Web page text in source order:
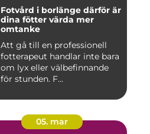
Fotvård i borlänge därför är
dina fötter värda mer
omtanke
Att gå till en professionell
fotterapeut handlar inte bara
om lyx eller välbefinnande
för stunden. F...
05. mar